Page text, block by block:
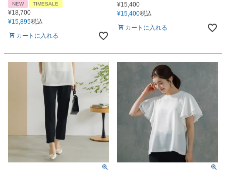
NEW TIMESALE
¥18,700
¥15,895税込
カートに入れる
¥15,400
¥15,400税込
カートに入れる